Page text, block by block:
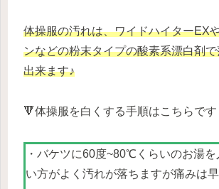
体操服の汚れは、ワイドハイターEX
ンなどの粉末タイプの酸素系漂白剤
出来ます♪
🔻体操服を白くする手順はこちらです
・バケツに60度~80℃くらいのお湯
い方がよく汚れが落ちますが痛みは早